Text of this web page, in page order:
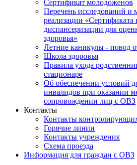
Сертификат молодоженов
Перечень исследований и
реализации «Сертификата
диспансеризации для
здоровья»
Летние каникулы - повод
Школа здоровья
Правила ухода
стационаре
Об обеспечении условий
инвалидов при оказании
сопровождении лиц с ОВЗ
Контакты
Контакты
Горячие линии
Контакты учреждения
Схема проезда
Информация для граждан с ОВЗ